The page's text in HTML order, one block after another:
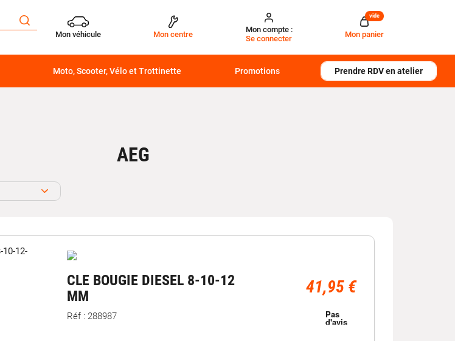
Mon véhicule Mon centre
Mon compte :
Se connecter
Mon panier
vide
Moto, Scooter, Vélo et Trottinette Promotions Prendre RDV en atelier
AEG
CLE BOUGIE DIESEL 8-10-12
MM
41,95 €
Réf : 288987